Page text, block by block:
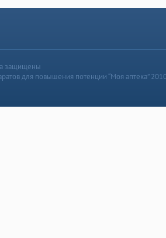
защищены
для повышения потенции “Моя аптека”